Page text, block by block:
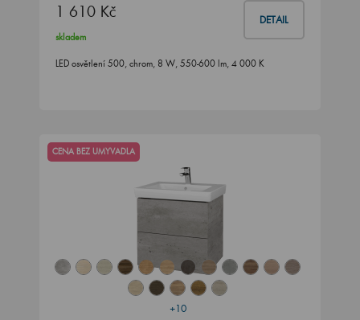
1 610 Kč DETAIL
skladem
LED osvětlení 500, chrom, 8 W, 550-600 lm, 4 000 K
+10
CENA BEZ UMYVADLA